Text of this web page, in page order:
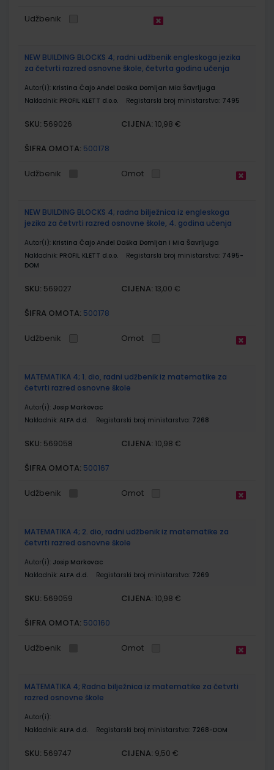
Udžbenik
NEW BUILDING BLOCKS 4; radni udžbenik engleskoga jezika
za četvrti razred osnovne škole, četvrta godina učenja
Autor(i): Kristina Čajo Anđel Daška Domljan Mia Šavrljuga
Nakladnik: PROFIL KLETT d.o.o. Registarski broj ministarstva: 7495
SKU: 569026 CIJENA: 10,98 €
ŠIFRA OMOTA: 500178
Udžbenik Omot
NEW BUILDING BLOCKS 4; radna bilježnica iz engleskoga
jezika za četvrti razred osnovne škole, 4. godina učenja
Autor(i): Kristina Čajo Anđel Daška Domljan i Mia Šavrljuga
Nakladnik: PROFIL KLETT d.o.o. Registarski broj ministarstva: 7495-
DOM
SKU: 569027 CIJENA: 13,00 €
ŠIFRA OMOTA: 500178
Udžbenik Omot
MATEMATIKA 4; 1. dio, radni udžbenik iz matematike za
četvrti razred osnovne škole
Autor(i): Josip Markovac
Nakladnik: ALFA d.d. Registarski broj ministarstva: 7268
SKU: 569058 CIJENA: 10,98 €
ŠIFRA OMOTA: 500167
Udžbenik Omot
MATEMATIKA 4; 2. dio, radni udžbenik iz matematike za
četvrti razred osnovne škole
Autor(i): Josip Markovac
Nakladnik: ALFA d.d. Registarski broj ministarstva: 7269
SKU: 569059 CIJENA: 10,98 €
ŠIFRA OMOTA: 500160
Udžbenik Omot
MATEMATIKA 4; Radna bilježnica iz matematike za četvrti
razred osnovne škole
Autor(i):
Nakladnik: ALFA d.d. Registarski broj ministarstva: 7268-DOM
SKU: 569747 CIJENA: 9,50 €